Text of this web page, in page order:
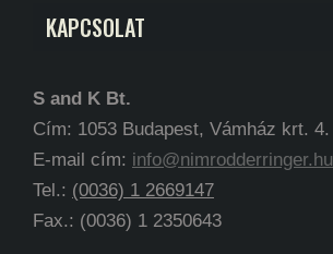
KAPCSOLAT
S and K Bt.
Cím: 1053 Budapest, Vámház krt. 4.
E-mail cím: info@nimrodderringer.hu
Tel.: (0036) 1 2669147
Fax.: (0036) 1 2350643